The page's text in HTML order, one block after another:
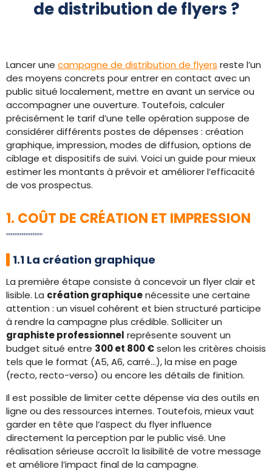
de distribution de flyers ?
Lancer une campagne de distribution de flyers reste l’un
des moyens concrets pour entrer en contact avec un
public situé localement, mettre en avant un service ou
accompagner une ouverture. Toutefois, calculer
précisément le tarif d’une telle opération suppose de
considérer différents postes de dépenses : création
graphique, impression, modes de diffusion, options de
ciblage et dispositifs de suivi. Voici un guide pour mieux
estimer les montants à prévoir et améliorer l’efficacité
de vos prospectus.
1. COÛT DE CRÉATION ET IMPRESSION
1.1 La création graphique
La première étape consiste à concevoir un flyer clair et
lisible. La création graphiquenécessite une certaine
attention : un visuel cohérent et bien structuré participe
à rendre la campagne plus crédible. Solliciter un
graphiste professionnel représente souvent un
budget situé entre 300 et 800 €selon les critères choisis
tels que le format (A5, A6, carré…), la mise en page
(recto, recto-verso) ou encore les détails de finition.
Il est possible de limiter cette dépense via des outils en
ligne ou des ressources internes. Toutefois, mieux vaut
garder en tête que l’aspect du flyer influence
directement la perception par le public visé. Une
réalisation sérieuse accroît la lisibilité de votre message
et améliore l’impact final de la campagne.